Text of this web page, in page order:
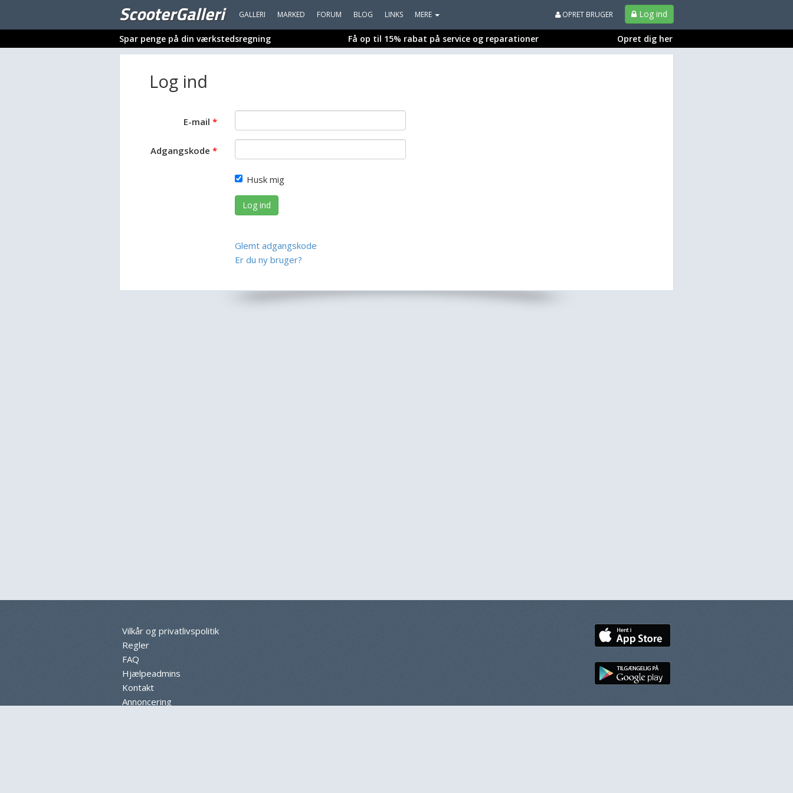
ScooterGalleri GALLERI MARKED FORUM BLOG LINKS MERE Log ind
OPRET BRUGER
Spar penge på din værkstedsregning Få op til 15% rabat på service og reparationer Opret dig her
Log ind
E-mail
Adgangskode
Husk mig
Log ind
Glemt adgangskode
Er du ny bruger?
Vilkår og privatlivspolitik
Regler
FAQ
Hjælpeadmins
Kontakt
Annoncering